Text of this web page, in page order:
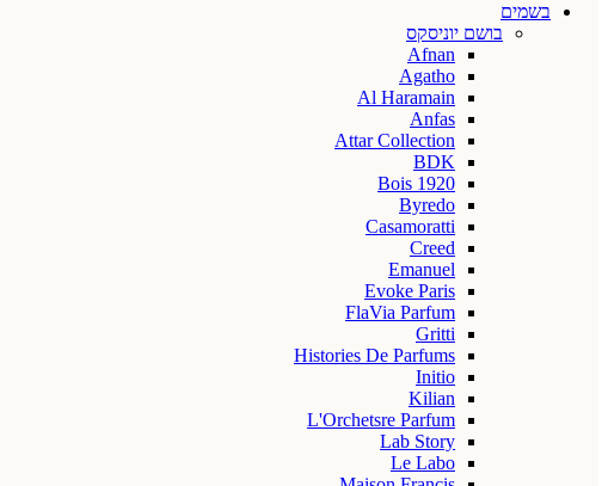
בשמים
בושם יוניסקס
Afnan
Agatho
Al Haramain
Anfas
Attar Collection
BDK
Bois 1920
Byredo
Casamoratti
Creed
Emanuel
Evoke Paris
FlaVia Parfum
Gritti
Histories De Parfums
Initio
Kilian
L'Orchetsre Parfum
Lab Story
Le Labo